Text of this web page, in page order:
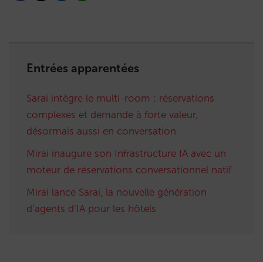
Entrées apparentées
Sarai intègre le multi-room : réservations
complexes et demande à forte valeur,
désormais aussi en conversation
Mirai inaugure son Infrastructure IA avec un
moteur de réservations conversationnel natif
Mirai lance Sarai, la nouvelle génération
d’agents d’IA pour les hôtels